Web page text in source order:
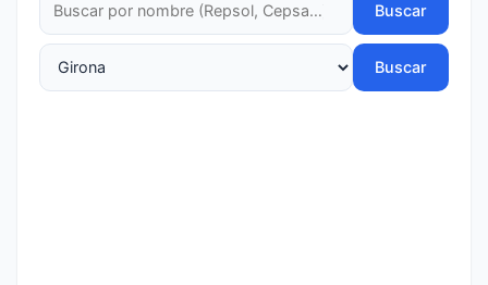
Buscar
Buscar